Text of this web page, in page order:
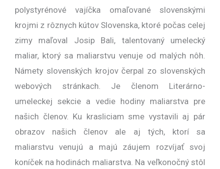
polystyrénové vajíčka omaľované slovenskými
krojmi z rôznych kútov Slovenska, ktoré počas celej
zimy maľoval Josip Bali, talentovaný umelecký
maliar, ktorý sa maliarstvu venuje od malých nôh.
Námety slovenských krojov čerpal zo slovenských
webových stránkach. Je členom Literárno-
umeleckej sekcie a vedie hodiny maliarstva pre
našich členov. Ku krasliciam sme vystavili aj pár
obrazov našich členov ale aj tých, ktorí sa
maliarstvu venujú a majú záujem rozvíjať svoj
koníček na hodinách maliarstva. Na veľkonočný stôl